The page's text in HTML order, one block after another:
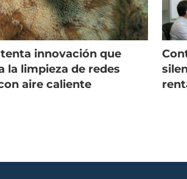
innovación que
la limpieza de redes
aire caliente